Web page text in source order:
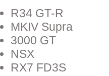
R34 GT-R
MKIV Supra
3000 GT
NSX
RX7 FD3S